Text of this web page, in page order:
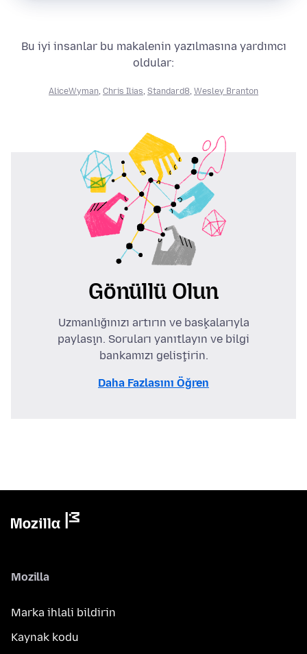
Bu iyi insanlar bu makalenin yazılmasına yardımcı
oldular:
AliceWyman, Chris Ilias, Standard8, Wesley Branton
Gönüllü Olun
Uzmanlığınızı artırın ve başkalarıyla
paylaşın. Soruları yanıtlayın ve bilgi
bankamızı geliştirin.
Daha Fazlasını Öğren
Mozilla
Marka ihlali bildirin
Kaynak kodu